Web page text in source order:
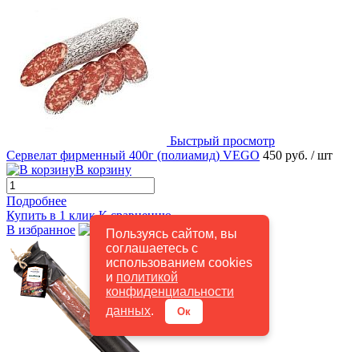
Пользуясь сайтом, вы
соглашаетесь с
использованием cookies
и политикой
конфиденциальности
данных. Ок
Быстрый просмотр
Сервелат фирменный 400г (полиамид) VEGO 450 руб. / шт
В корзину
Подробнее
Купить в 1 клик К сравнению
В избранное
В наличии